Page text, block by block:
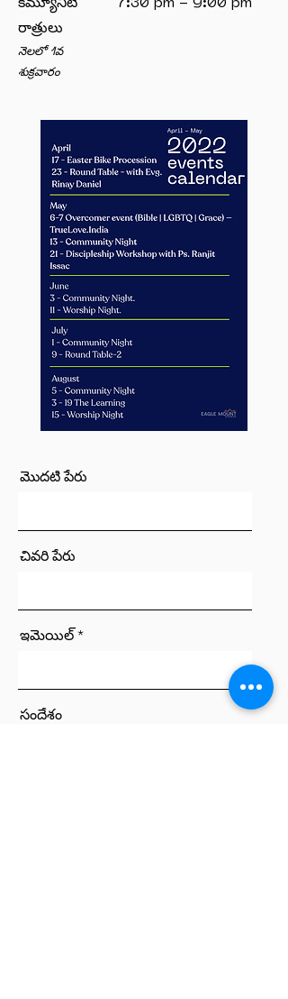
కమ్యూనిటీ
రాత్రులు
నెలలో 1వ
శుక్రవారం
7:30 pm - 9:00 pm
మొదటి పేరు
చివరి పేరు
ఇమెయిల్
సందేశం